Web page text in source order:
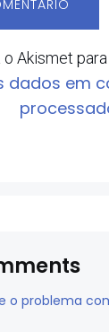
Akismet
dados em
o problema